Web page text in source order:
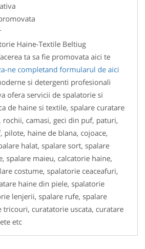
Haine-Textile Beltiug
ta sa fie promovata aici te
ne completand formularul de aici
si detergenti profesionali
ofera servicii de spalatorie si
de haine si textile, spalare curatare
rochii, camasi, geci din puf, paturi,
pilote, haine de blana, cojoace,
halat, spalare sort, spalare
spalare maieu, calcatorie haine,
costume, spalatorie ceaceafuri,
haine din piele, spalatorie
lenjerii, spalare rufe, spalare
tricouri, curatatorie uscata, curatare
etc